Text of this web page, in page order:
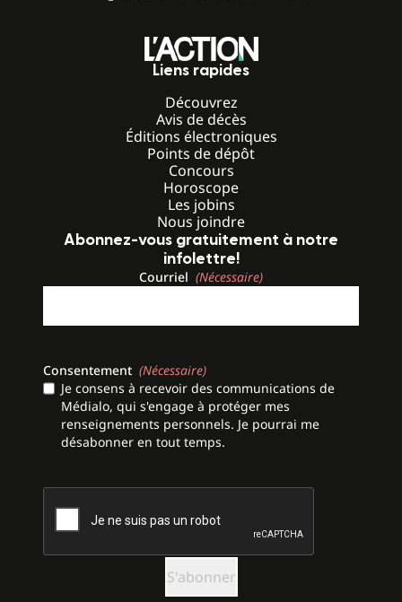
Liens rapides
Découvrez
Avis de décès
Éditions électroniques
Points de dépôt
Concours
Horoscope
Les jobins
Nous joindre
Abonnez-vous gratuitement à notre
infolettre!
Courriel (Nécessaire)
Consentement (Nécessaire)
Je consens à recevoir des communications de
Médialo, qui s'engage à protéger mes
renseignements personnels. Je pourrai me
désabonner en tout temps.